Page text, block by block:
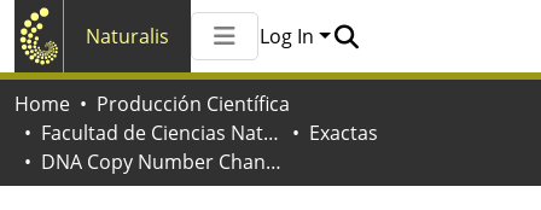
Naturalis
All of Naturalis
Log In
Home
Producción Científica
Facultad de Ciencias Naturales y Museo
Exactas
DNA Copy Number Changes in Schistosoma-Associated and Non-Schistosoma-Associated Bladder Cancer